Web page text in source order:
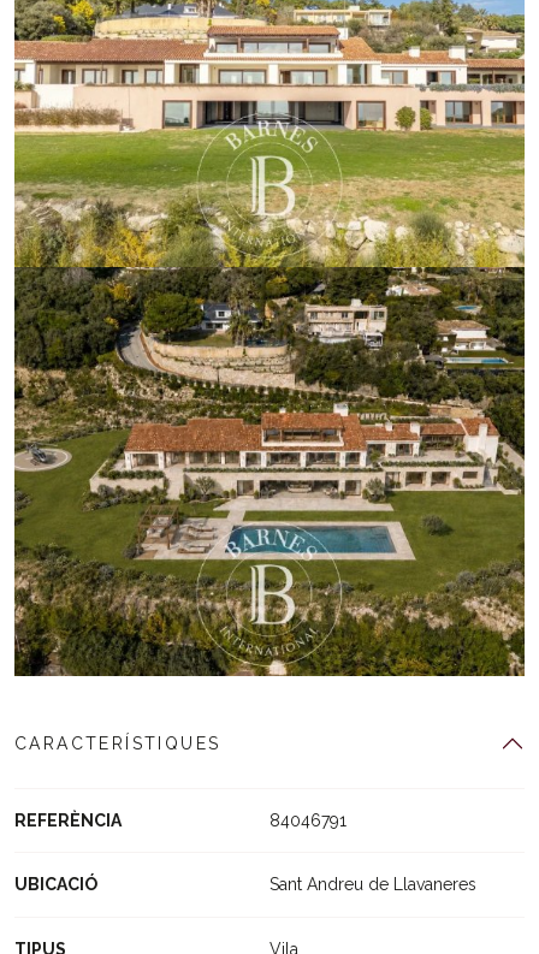
CARACTERÍSTIQUES
REFERÈNCIA 84046791
UBICACIÓ Sant Andreu de Llavaneres
TIPUS Vila